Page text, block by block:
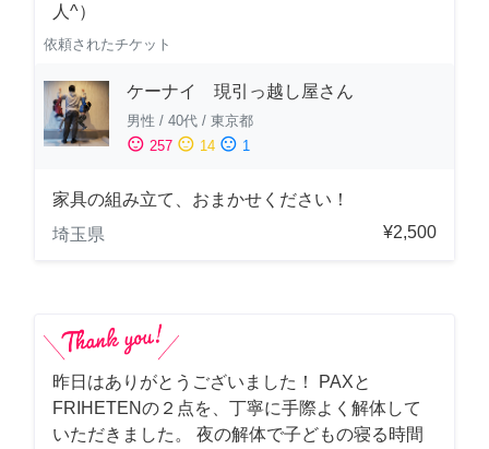
人^）
依頼されたチケット
ケーナイ 現引っ越し屋さん
男性 / 40代 / 東京都
sentiment_satisfied 257 sentiment_neutral 14 sentiment_dissatisfied 1
家具の組み立て、おまかせください！
埼玉県
¥2,500
昨日はありがとうございました！ PAXと
FRIHETENの２点を、丁寧に手際よく解体して
いただきました。 夜の解体で子どもの寝る時間